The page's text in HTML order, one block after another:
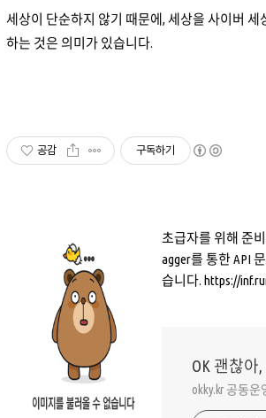
세상이 단순하지 않기 때문에, 세상을 사이버
하는 것은 의미가 있습니다.
공감 구독하기
초급자를 위해 준
agger를 통한 API
습니다. https://
OK 괜찮아
okky.kr 공동운